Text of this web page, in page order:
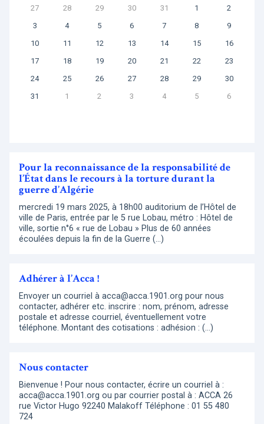
27
28 29 30 31 1
2
3
4 5 6 7 8
9
10
11 12 13 14 15
16
17
18 19 20 21 22
23
24
25 26 27 28 29
30
31
1 2 3 4 5 6
Pour la reconnaissance de la responsabilité de
l’État dans le recours à la torture durant la
guerre d’Algérie
mercredi 19 mars 2025, à 18h00 auditorium de l’Hôtel de
ville de Paris, entrée par le 5 rue Lobau, métro : Hôtel de
ville, sortie n°6 « rue de Lobau » Plus de 60 années
écoulées depuis la fin de la Guerre (…)
Adhérer à l’Acca !
Envoyer un courriel à acca@acca.1901.org pour nous
contacter, adhérer etc. inscrire : nom, prénom, adresse
postale et adresse courriel, éventuellement votre
téléphone. Montant des cotisations : adhésion : (…)
Nous contacter
Bienvenue ! Pour nous contacter, écrire un courriel à :
acca@acca.1901.org ou par courrier postal à : ACCA 26
rue Victor Hugo 92240 Malakoff Téléphone : 01 55 480
724